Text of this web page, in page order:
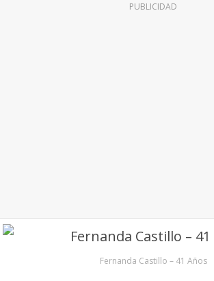
PUBLICIDAD
Fernanda Castillo – 41 Años